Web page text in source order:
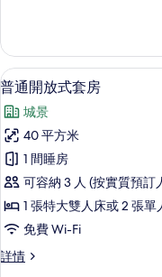
情
載
入
所
有
普
通
開
放
式
8
普通開放式套房
城景
40 平方米
1 間睡房
可容納 3 人 (按實質預訂
1 張特大雙人床或 2 張單
免費 Wi-Fi
詳情
普